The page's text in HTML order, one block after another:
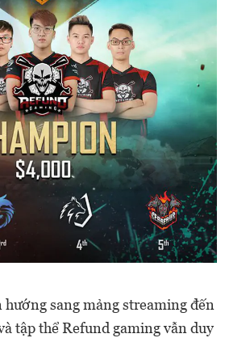
sang mảng streaming đến
tập thể Refund gaming vẫn duy